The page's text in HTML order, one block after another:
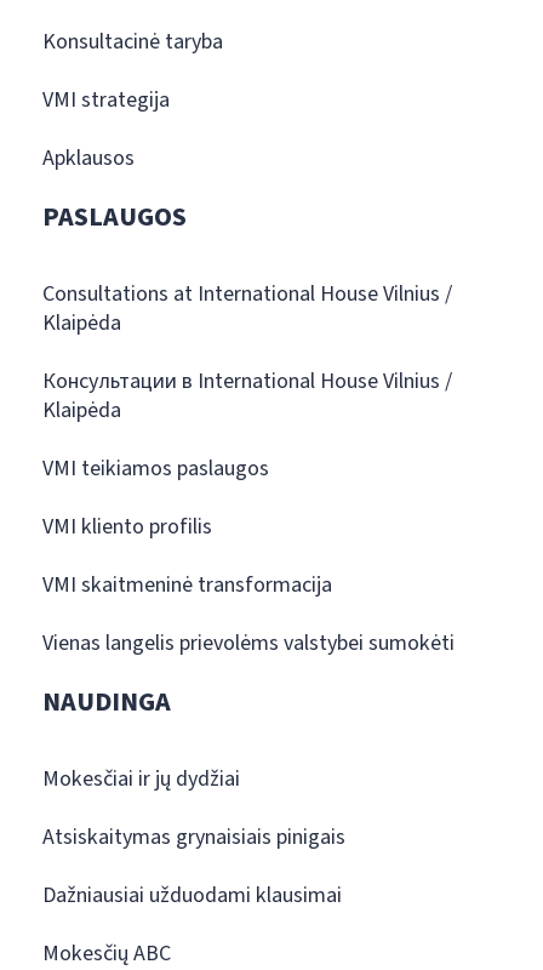
Konsultacinė taryba
VMI strategija
Apklausos
PASLAUGOS
Consultations at International House Vilnius /
Klaipėda
Консультации в International House Vilnius /
Klaipėda
VMI teikiamos paslaugos
VMI kliento profilis
VMI skaitmeninė transformacija
Vienas langelis prievolėms valstybei sumokėti
NAUDINGA
Mokesčiai ir jų dydžiai
Atsiskaitymas grynaisiais pinigais
Dažniausiai užduodami klausimai
Mokesčių ABC